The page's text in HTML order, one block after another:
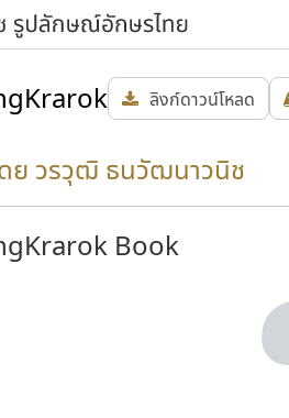
ลิงก์ดาวน์โหลด
ย วรวุฒิ ธนวัฒนาวนิช
Book